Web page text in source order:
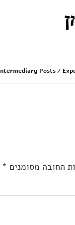
Posts/
החובה מסומנים *